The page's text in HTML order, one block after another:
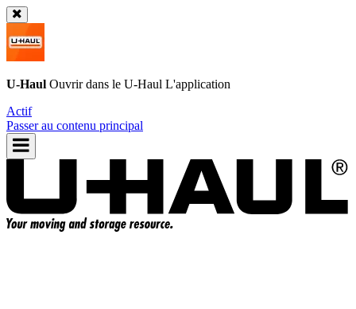
U-Haul Ouvrir dans le U-Haul L'application
Actif
Passer au contenu principal